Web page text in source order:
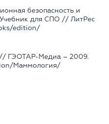
безопасность и
для СПО // ЛитРес
edition/
// ГЭОТАР-Медиа – 2009.
Маммология/